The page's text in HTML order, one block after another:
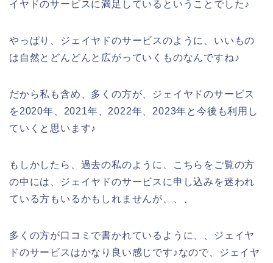
イヤドのサービスに満足しているということでした♪
やっぱり、ジェイヤドのサービスのように、いいもの
は自然とどんどんと広がっていくものなんですね♪
だから私も含め、多くの方が、ジェイヤドのサービス
を2020年、2021年、2022年、2023年と今後も利用し
ていくと思います♪
もしかしたら、過去の私のように、こちらをご覧の方
の中には、ジェイヤドのサービスに申し込みを迷われ
ている方もいるかもしれませんが、、、
多くの方が口コミで書かれているように、、ジェイヤ
ドのサービスはかなり良い感じです♪なので、ジェイヤ